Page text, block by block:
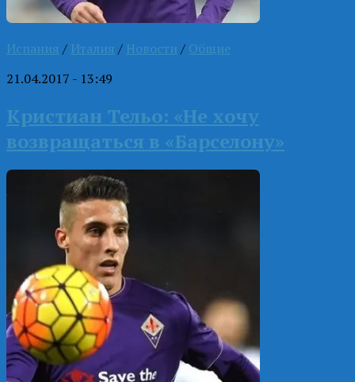
Испания / Италия / Новости / Общие
21.04.2017 - 13:49
Кристиан Тельо: «Не хочу
возвращаться в «Барселону»